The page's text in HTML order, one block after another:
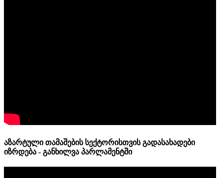
აზარტული თამაშების სექტორისთვის გადასახადები
იზრდება - განხილვა პარლამენტში